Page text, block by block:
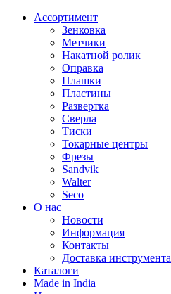
Ассортимент
Зенковка
Метчики
Накатной ролик
Оправка
Плашки
Пластины
Развертка
Сверла
Тиски
Токарные центры
Фрезы
Sandvik
Walter
Seco
О нас
Новости
Информация
Контакты
Доставка инструмента
Каталоги
Made in India